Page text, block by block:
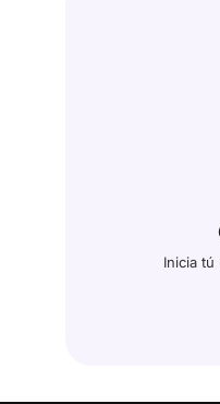
Inicia